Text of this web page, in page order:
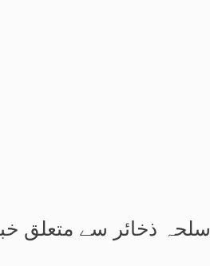
اسلحہ ذخائر سے متعلق